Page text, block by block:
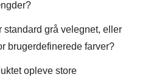
standard grå velegnet, eller
brugerdefinerede farver?
opleve store